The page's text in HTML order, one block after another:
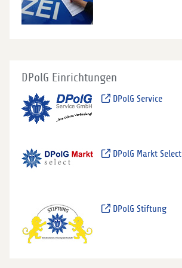
DPolG Einrichtungen
DPolG Service
DPolG Markt Select
DPolG Stiftung